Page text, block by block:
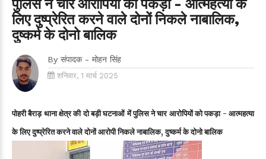
पुलिस ने चार आरोपियों को पकड़ा - आत्महत्या के
लिए दुष्प्रेरित करने वाले दोनों निकले नाबालिक,
दुष्कर्म के दोनो बालिक
By संपादक - मोहन सिंह
शनिवार, 1 मार्च 2025
पोहरी बैराड़ थाना क्षेत्र की दो बड़ी घटनाओं में पुलिस ने चार आरोपियों को पकड़ा - आत्महत्या
के लिए दुष्प्रेरित करने वाले दोनों आरोपी निकले नाबालिक, दुष्कर्म के दोनो बालिक